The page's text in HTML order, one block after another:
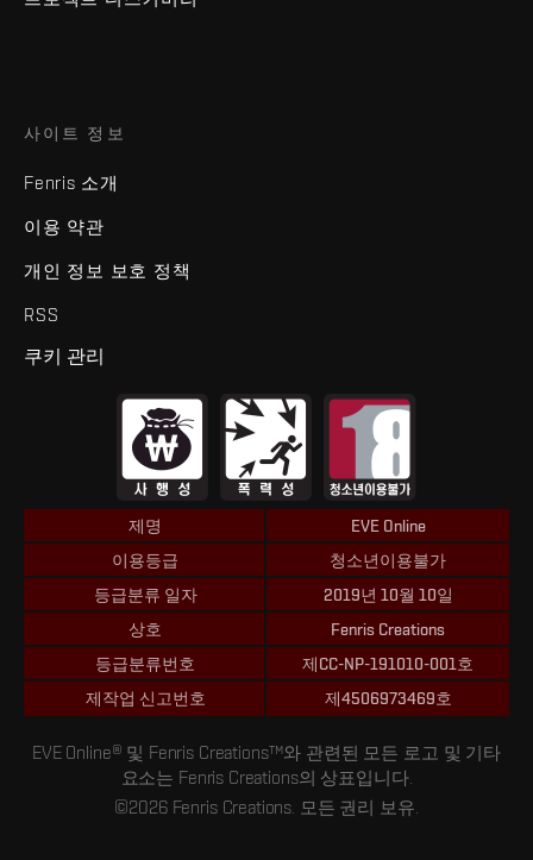
사이트 정보
Fenris 소개
이용 약관
개인 정보 보호 정책
RSS
쿠키 관리
제명
EVE Online
이용등급
청소년이용불가
등급분류 일자
2019년 10월 10일
상호
Fenris Creations
등급분류번호
제CC-NP-191010-001호
제작업 신고번호
제4506973469호
EVE Online® 및 Fenris Creations™와 관련된 모든 로고 및 기타
요소는 Fenris Creations의 상표입니다.
©2026 Fenris Creations. 모든 권리 보유.